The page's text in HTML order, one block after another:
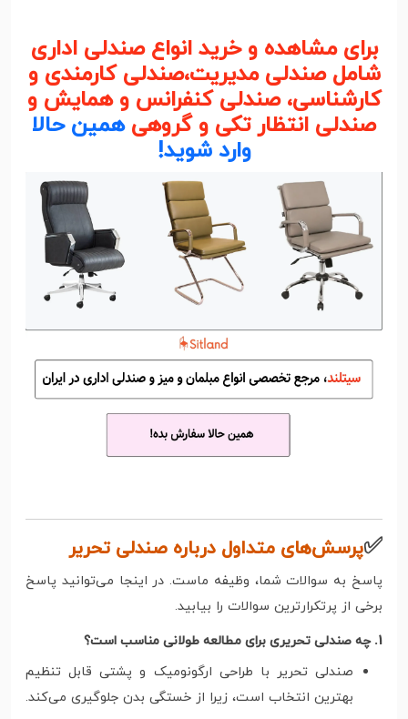
برای مشاهده و خرید انواع صندلی اداری
شامل صندلی مدیریت،صندلی کارمندی و
کارشناسی، صندلی کنفرانس و همایش و
صندلی انتظار تکی و گروهیهمین حالا
وارد شوید!
✅پرسش‌های متداول درباره صندلی تحریر
پاسخ به سوالات شما، وظیفه ماست. در اینجا می‌توانید پاسخ
برخی از پرتکرارترین سوالات را بیابید.
1. چه صندلی تحریری برای مطالعه طولانی مناسب است؟
صندلی تحریر با طراحی ارگونومیک و پشتی قابل تنظیم
بهترین انتخاب است، زیرا از خستگی بدن جلوگیری می‌کند.